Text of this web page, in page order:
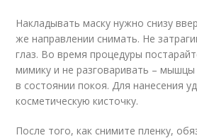
Накладывать маску нужно снизу
же направлении снимать. Не
глаз. Во время процедуры
мимику и не разговаривать –
в состоянии покоя. Для нанесения
косметическую кисточку.
После того, как снимите пленку,